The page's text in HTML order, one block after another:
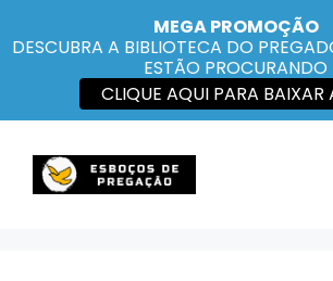
para
MEGA PROMOÇÃO
DESCUBRA A BIBLIOTECA DO
ESTÃO PROCURANDO
CLIQUE AQUI PARA BAIXAR